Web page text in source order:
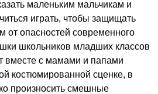
маленьким мальчикам и
играть, чтобы защищать
от опасностей современного
школьников младших классов
вместе с мамами и папами
костюмированной сценке, в
произносить смешные